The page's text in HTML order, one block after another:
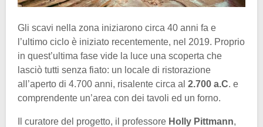
Gli scavi nella zona iniziarono circa 40 anni fa e
l’ultimo ciclo è iniziato recentemente, nel 2019. Proprio
in quest’ultima fase vide la luce una scoperta che
lasciò tutti senza fiato: un locale di ristorazione
all’aperto di 4.700 anni, risalente circa al 2.700 a.C. e
comprendente un’area con dei tavoli ed un forno.
Il curatore del progetto, il professore Holly Pittmann,